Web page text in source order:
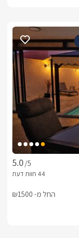
/5
החל מ- ₪1500